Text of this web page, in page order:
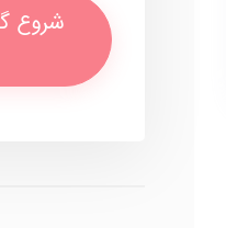
شروع